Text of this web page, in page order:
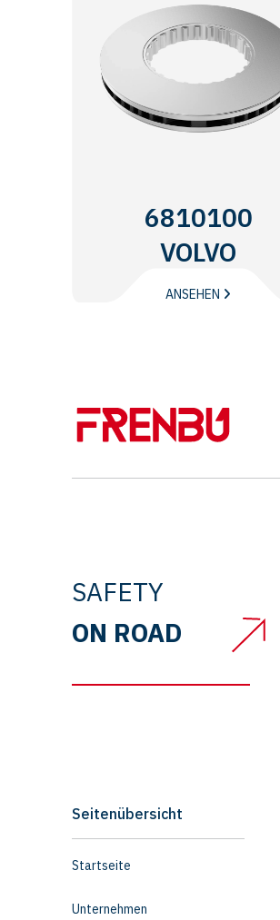
6810100
VOLVO
TRUCKS
ANSEHEN
SAFETY
ON ROAD
Seitenübersicht
Startseite
Unternehmen